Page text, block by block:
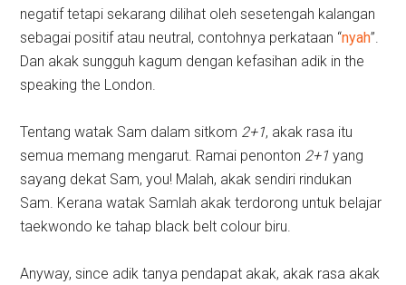
negatif tetapi sekarang dilihat oleh sesetengah kalangan
sebagai positif atau neutral, contohnya perkataan “nyah”.
Dan akak sungguh kagum dengan kefasihan adik in the
speaking the London.
Tentang watak Sam dalam sitkom 2+1, akak rasa itu
semua memang mengarut. Ramai penonton 2+1 yang
sayang dekat Sam, you! Malah, akak sendiri rindukan
Sam. Kerana watak Samlah akak terdorong untuk belajar
taekwondo ke tahap black belt colour biru.
Anyway, since adik tanya pendapat akak, akak rasa akak